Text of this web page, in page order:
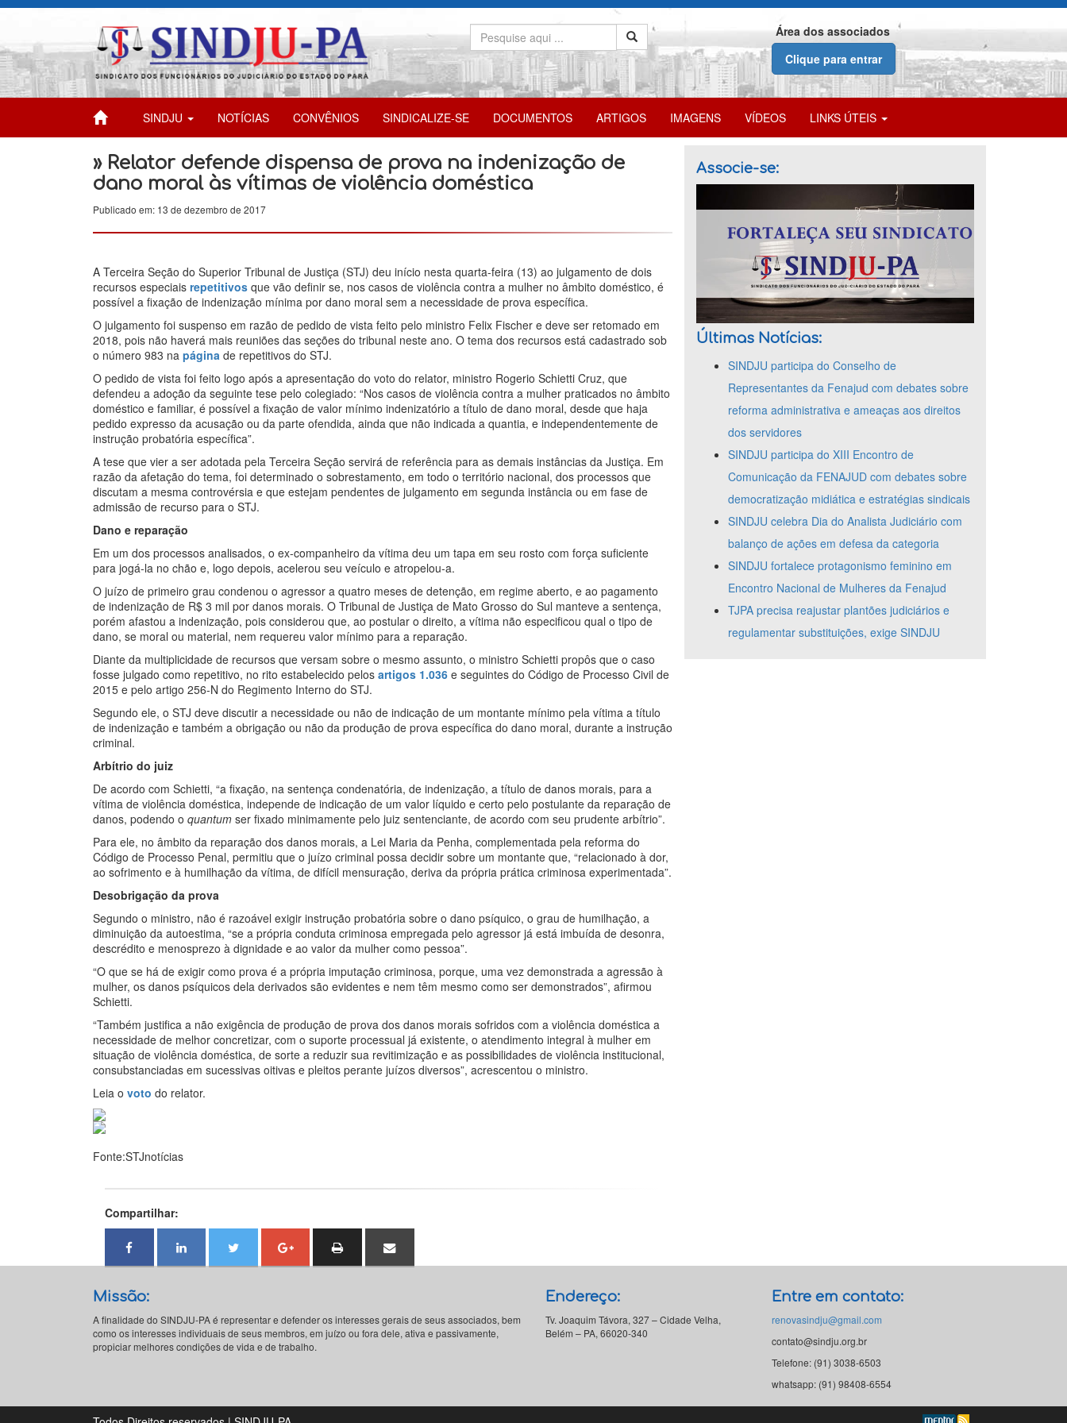
Área dos associados
Clique para entrar
SINDJU NOTÍCIAS CONVÊNIOS SINDICALIZE-SE DOCUMENTOS ARTIGOS IMAGENS VÍDEOS LINKS ÚTEIS
» Relator defende dispensa de prova na indenização de
dano moral às vítimas de violência doméstica
Publicado em: 13 de dezembro de 2017
A Terceira Seção do Superior Tribunal de Justiça (STJ) deu início nesta quarta-feira (13) ao julgamento de dois
recursos especiais repetitivos que vão definir se, nos casos de violência contra a mulher no âmbito doméstico, é
possível a fixação de indenização mínima por dano moral sem a necessidade de prova específica.
O julgamento foi suspenso em razão de pedido de vista feito pelo ministro Felix Fischer e deve ser retomado em
2018, pois não haverá mais reuniões das seções do tribunal neste ano. O tema dos recursos está cadastrado sob
o número 983 na página de repetitivos do STJ.
O pedido de vista foi feito logo após a apresentação do voto do relator, ministro Rogerio Schietti Cruz, que
defendeu a adoção da seguinte tese pelo colegiado: “Nos casos de violência contra a mulher praticados no âmbito
doméstico e familiar, é possível a fixação de valor mínimo indenizatório a título de dano moral, desde que haja
pedido expresso da acusação ou da parte ofendida, ainda que não indicada a quantia, e independentemente de
instrução probatória específica”.
A tese que vier a ser adotada pela Terceira Seção servirá de referência para as demais instâncias da Justiça. Em
razão da afetação do tema, foi determinado o sobrestamento, em todo o território nacional, dos processos que
discutam a mesma controvérsia e que estejam pendentes de julgamento em segunda instância ou em fase de
admissão de recurso para o STJ.
Dano e reparação
Em um dos processos analisados, o ex-companheiro da vítima deu um tapa em seu rosto com força suficiente
para jogá-la no chão e, logo depois, acelerou seu veículo e atropelou-a.
O juízo de primeiro grau condenou o agressor a quatro meses de detenção, em regime aberto, e ao pagamento
de indenização de R$ 3 mil por danos morais. O Tribunal de Justiça de Mato Grosso do Sul manteve a sentença,
porém afastou a indenização, pois considerou que, ao postular o direito, a vítima não especificou qual o tipo de
dano, se moral ou material, nem requereu valor mínimo para a reparação.
Diante da multiplicidade de recursos que versam sobre o mesmo assunto, o ministro Schietti propôs que o caso
fosse julgado como repetitivo, no rito estabelecido pelos artigos 1.036 e seguintes do Código de Processo Civil de
2015 e pelo artigo 256-N do Regimento Interno do STJ.
Segundo ele, o STJ deve discutir a necessidade ou não de indicação de um montante mínimo pela vítima a título
de indenização e também a obrigação ou não da produção de prova específica do dano moral, durante a instrução
criminal.
Arbítrio do juiz
De acordo com Schietti, “a fixação, na sentença condenatória, de indenização, a título de danos morais, para a
vítima de violência doméstica, independe de indicação de um valor líquido e certo pelo postulante da reparação de
danos, podendo o quantum ser fixado minimamente pelo juiz sentenciante, de acordo com seu prudente arbítrio”.
Para ele, no âmbito da reparação dos danos morais, a Lei Maria da Penha, complementada pela reforma do
Código de Processo Penal, permitiu que o juízo criminal possa decidir sobre um montante que, “relacionado à dor,
ao sofrimento e à humilhação da vítima, de difícil mensuração, deriva da própria prática criminosa experimentada”.
Desobrigação da prova
Segundo o ministro, não é razoável exigir instrução probatória sobre o dano psíquico, o grau de humilhação, a
diminuição da autoestima, “se a própria conduta criminosa empregada pelo agressor já está imbuída de desonra,
descrédito e menosprezo à dignidade e ao valor da mulher como pessoa”.
“O que se há de exigir como prova é a própria imputação criminosa, porque, uma vez demonstrada a agressão à
mulher, os danos psíquicos dela derivados são evidentes e nem têm mesmo como ser demonstrados”, afirmou
Schietti.
“Também justifica a não exigência de produção de prova dos danos morais sofridos com a violência doméstica a
necessidade de melhor concretizar, com o suporte processual já existente, o atendimento integral à mulher em
situação de violência doméstica, de sorte a reduzir sua revitimização e as possibilidades de violência institucional,
consubstanciadas em sucessivas oitivas e pleitos perante juízos diversos”, acrescentou o ministro.
Leia o voto do relator.
Fonte:STJnotícias
Compartilhar:
Associe-se:
Últimas Notícias:
SINDJU participa do Conselho de
Representantes da Fenajud com debates sobre
reforma administrativa e ameaças aos direitos
dos servidores
SINDJU participa do XIII Encontro de
Comunicação da FENAJUD com debates sobre
democratização midiática e estratégias sindicais
SINDJU celebra Dia do Analista Judiciário com
balanço de ações em defesa da categoria
SINDJU fortalece protagonismo feminino em
Encontro Nacional de Mulheres da Fenajud
TJPA precisa reajustar plantões judiciários e
regulamentar substituições, exige SINDJU
Missão:
A finalidade do SINDJU-PA é representar e defender os interesses gerais de seus associados, bem
como os interesses individuais de seus membros, em juízo ou fora dele, ativa e passivamente,
propiciar melhores condições de vida e de trabalho.
Endereço:
Tv. Joaquim Távora, 327 – Cidade Velha,
Belém – PA, 66020-340
Entre em contato:
renovasindju@gmail.com
contato@sindju.org.br
Telefone: (91) 3038-6503
whatsapp: (91) 98408-6554